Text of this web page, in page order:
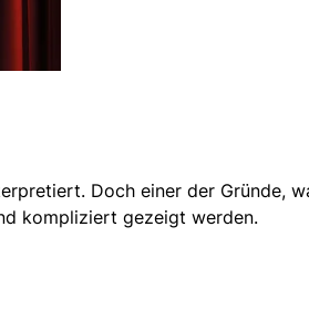
Doch einer der Gründe,
kompliziert gezeigt werden.